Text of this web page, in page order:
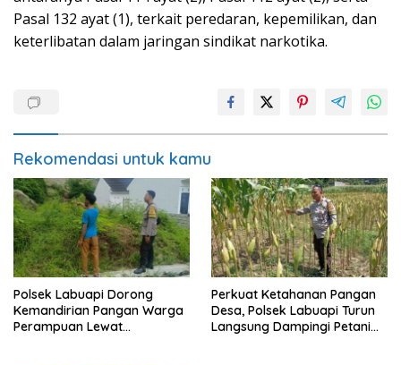
Pasal 132 ayat (1), terkait peredaran, kepemilikan, dan
keterlibatan dalam jaringan sindikat narkotika.
Rekomendasi untuk kamu
Polsek Labuapi Dorong
Kemandirian Pangan Warga
Perampuan Lewat
Perkuat Ketahanan Pangan
Desa, Polsek Labuapi Turun
Langsung Dampingi Petani